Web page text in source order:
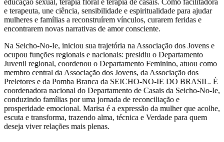
educação sexual, terapia floral e terapia de casais. Como facilitadora
e terapeuta, une ciência, sensibilidade e espiritualidade para ajudar
mulheres e famílias a reconstruírem vínculos, curarem feridas e
encontrarem novas narrativas de amor consciente.
Na Seicho-No-Ie, iniciou sua trajetória na Associação dos Jovens e
ocupou funções regionais e nacionais: presidiu o Departamento
Juvenil regional, coordenou o Departamento Feminino, atuou como
membro central da Associação dos Jovens, da Associação dos
Preletores e da Pomba Branca da SEICHO-NO-IE DO BRASIL. É
coordenadora nacional do Departamento de Casais da Seicho-No-Ie,
conduzindo famílias por uma jornada de reconciliação e
prosperidade emocional. Marisa é a expressão da mulher que acolhe,
escuta e transforma, trazendo alma, técnica e Verdade para quem
deseja viver relações mais plenas.